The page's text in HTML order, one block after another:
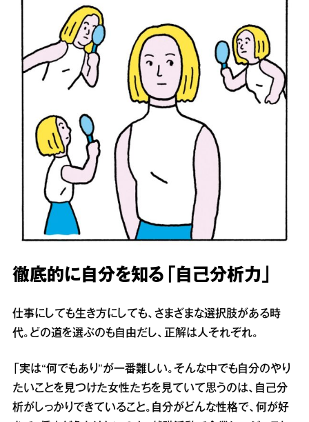
徹底的に自分を知る「自己分析力」
仕事にしても生き方にしても、さまざまな選択肢がある時
代。どの道を選ぶのも自由だし、正解は人それぞれ。
「実は“何でもあり”が一番難しい。そんな中でも自分のやり
たいことを見つけた女性たちを見ていて思うのは、自己分
析がしっかりできていること。自分がどんな性格で、何が好